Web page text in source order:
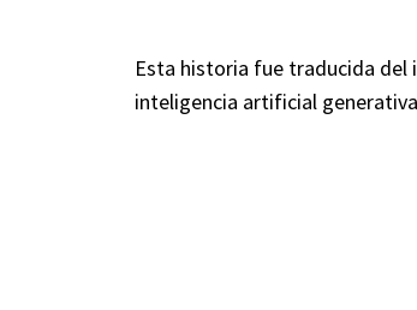
Esta historia fue traducida del
inteligencia artificial